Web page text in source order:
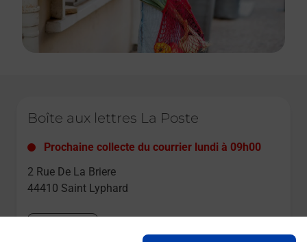
Boîte aux lettres La Poste
Prochaine collecte du courrier lundi à 09h00
2 Rue De La Briere
44410 Saint Lyphard